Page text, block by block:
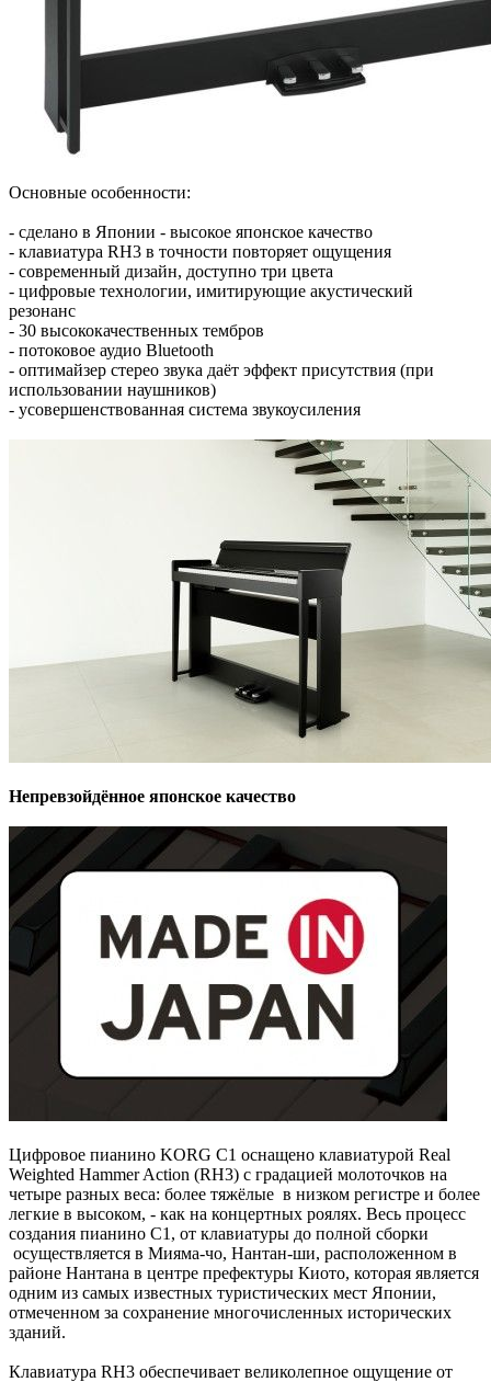
Основные особенности:
- сделано в Японии - высокое японское качество
- клавиатура RH3 в точности повторяет ощущения
- современный дизайн, доступно три цвета
- цифровые технологии, имитирующие акустический
резонанс
- 30 высококачественных тембров
- потоковое аудио Bluetooth
- оптимайзер стерео звука даёт эффект присутствия (при
использовании наушников)
- усовершенствованная система звукоусиления
Непревзойдённое японское качество
Цифровое пианино KORG C1 оснащено клавиатурой Real
Weighted Hammer Action (RH3) с градацией молоточков на
четыре разных веса: более тяжёлые в низком регистре и более
легкие в высоком, - как на концертных роялях. Весь процесс
создания пианино C1, от клавиатуры до полной сборки
осуществляется в Мияма-чо, Нантан-ши, расположенном в
районе Нантана в центре префектуры Киото, которая является
одним из самых известных туристических мест Японии,
отмеченном за сохранение многочисленных исторических
зданий.
Клавиатура RH3 обеспечивает великолепное ощущение от